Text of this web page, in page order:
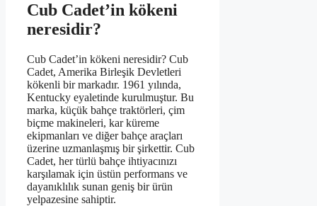
Cub Cadet’in kökeni
neresidir?
Cub Cadet’in kökeni neresidir? Cub
Cadet, Amerika Birleşik Devletleri
kökenli bir markadır. 1961 yılında,
Kentucky eyaletinde kurulmuştur. Bu
marka, küçük bahçe traktörleri, çim
biçme makineleri, kar küreme
ekipmanları ve diğer bahçe araçları
üzerine uzmanlaşmış bir şirkettir. Cub
Cadet, her türlü bahçe ihtiyacınızı
karşılamak için üstün performans ve
dayanıklılık sunan geniş bir ürün
yelpazesine sahiptir.